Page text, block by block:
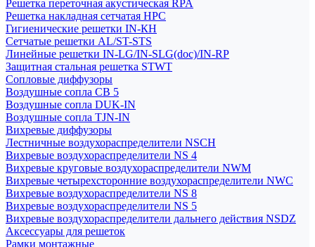
Решетка переточная акустическая RPA
Решетка накладная сетчатая НРС
Гигиенические решетки IN-КН
Сетчатые решетки AL/ST-STS
Линейные решетки IN-LG/IN-SLG(doc)/IN-RP
Защитная стальная решетка STWT
Сопловые диффузоры
Воздушные сопла СВ 5
Воздушные сопла DUK-IN
Воздушные сопла TJN-IN
Вихревые диффузоры
Лестничные воздухораспределители NSCH
Вихревые воздухораспределители NS 4
Вихревые круговые воздухораспределители NWM
Вихревые четырехсторонние воздухораспределители NWC
Вихревые воздухораспределители NS 8
Вихревые воздухораспределители NS 5
Вихревые воздухораспределители дальнего действия NSDZ
Аксессуары для решеток
Рамки монтажные